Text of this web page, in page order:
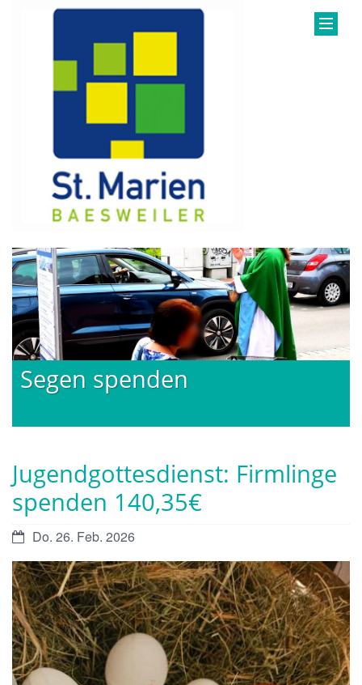
Segen spenden
Jugendgottesdienst: Firmlinge
spenden 140,35€
Datum:Do. 26. Feb. 2026